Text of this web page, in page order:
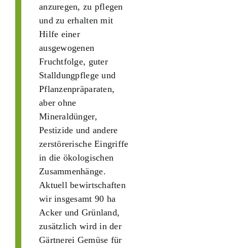
anzuregen, zu pflegen
und zu erhalten mit
Hilfe einer
ausgewogenen
Fruchtfolge, guter
Stalldungpflege und
Pflanzenpräparaten,
aber ohne
Mineraldünger,
Pestizide und andere
zerstörerische Eingriffe
in die ökologischen
Zusammenhänge.
Aktuell bewirtschaften
wir insgesamt 90 ha
Acker und Grünland,
zusätzlich wird in der
Gärtnerei Gemüse für